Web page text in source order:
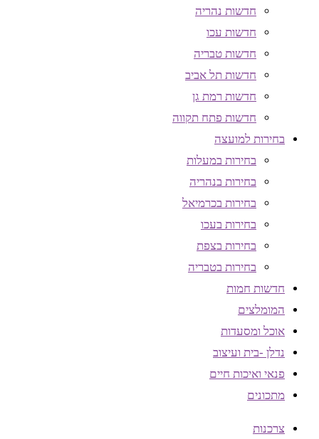
חדשות נהריה
חדשות עכו
חדשות טבריה
חדשות תל אביב
חדשות רמת גן
חדשות פתח תקווה
בחירות למועצה
בחירות במעלות
בחירות בנהריה
בחירות בכרמיאל
בחירות בעכו
בחירות בצפת
בחירות בטבריה
חדשות חמות
המומלצים
אוכל ומסעדות
נדלן -בית ועיצוב
פנאי ואיכות חיים
מתכונים
צרכנות